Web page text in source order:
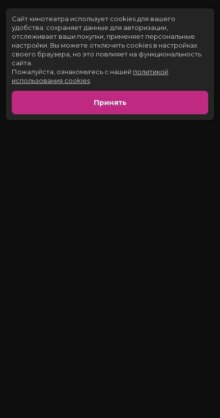
Сайт кинотеатра использует cookies для вашего
удобства: сохраняет данные для авторизации,
отслеживает ваши покупки, применяет персональные
настройки. Вы можете отключить cookies в настройках
своего браузера, но это повлияет на функциональность
сайта.
Пожалуйста, ознакомьтесь с нашей политикой
использования cookies
Принять